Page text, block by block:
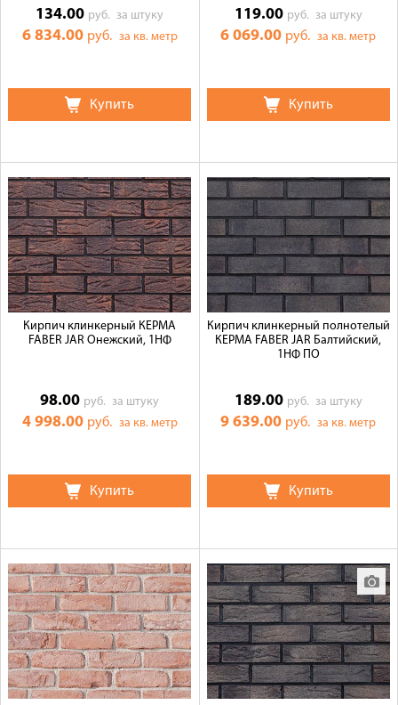
134.00 руб.за штуку
6 834.00 руб. за кв. метр
Купить
119.00 руб. за штуку
6 069.00 руб.за кв. метр
Купить
Кирпич клинкерный КЕРМА
FABER JAR Онежский, 1НФ
98.00 руб.за штуку
4 998.00 руб. за кв. метр
Купить
Кирпич клинкерный полнотелый
КЕРМА FABER JAR Балтийский,
1НФ ПО
189.00 руб. за штуку
9 639.00 руб.за кв. метр
Купить